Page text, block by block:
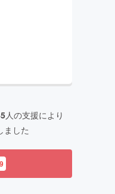
人の支援により
ました